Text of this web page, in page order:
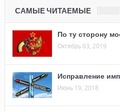
САМЫЕ ЧИТАЕМЫЕ
По ту сторону
Октябрь 03, 2019
Исправление
Июнь 19, 2018